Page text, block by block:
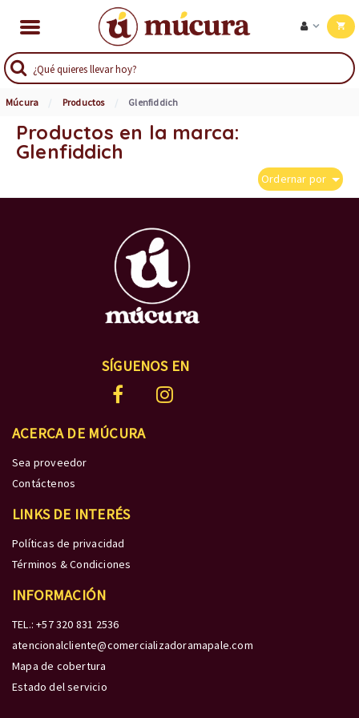
Múcura Productos Glenfiddich
Productos en la marca:
Glenfiddich
Ordernar por
SÍGUENOS EN
ACERCA DE MÚCURA
Sea proveedor
Contáctenos
LINKS DE INTERÉS
Políticas de privacidad
Términos & Condiciones
INFORMACIÓN
TEL.: +57 320 831 2536
atencionalcliente@comercializadoramapale.com
Mapa de cobertura
Estado del servicio